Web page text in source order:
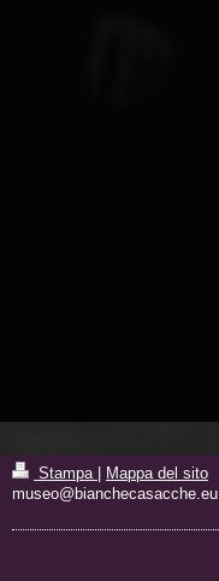
Stampa
Mappa del sito
museo@bianchecasacche.eu